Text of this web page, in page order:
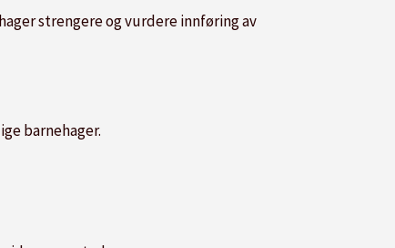
strengere og vurdere innføring av
barnehager.